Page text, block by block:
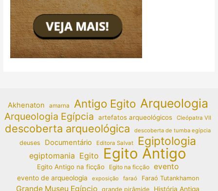
Akhenaton amarna Antigo Egito Arqueologia
Arqueologia Egípcia artefatos arqueológicos Cleópatra VII
descoberta arqueológica descoberta de tumba egípcia
deuses Documentário Editora Salvat Egiptologia
egiptomania Egito Egito Antigo
Egito Antigo na ficção Egito na ficção evento
evento de arqueologia exposição faraó Faraó Tutankhamon
Grande Museu Egípcio grande pirâmide
História Antiga